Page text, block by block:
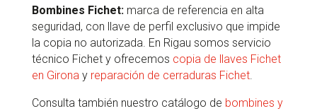
Bombines Fichet:marca de referencia en alta
seguridad, con llave de perfil exclusivo que impide
la copia no autorizada. En Rigau somos servicio
técnico Fichet y ofrecemos copia de llaves Fichet
en Gironay reparación de cerraduras Fichet.
Consulta también nuestro catálogo de bombines y